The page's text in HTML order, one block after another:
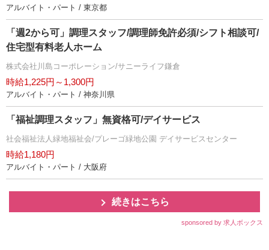
アルバイト・パート / 東京都
「週2から可」調理スタッフ/調理師免許必須/シフト相談可/
住宅型有料老人ホーム
株式会社川島コーポレーション/サニーライフ鎌倉
時給1,225円～1,300円
アルバイト・パート / 神奈川県
「福祉調理スタッフ」無資格可/デイサービス
社会福祉法人緑地福祉会/プレーゴ緑地公園 デイサービスセンター
時給1,180円
アルバイト・パート / 大阪府
続きはこちら
sponsored by 求人ボックス